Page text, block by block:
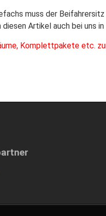
muss der
Artikel auch bei uns
Komplettpakete etc.